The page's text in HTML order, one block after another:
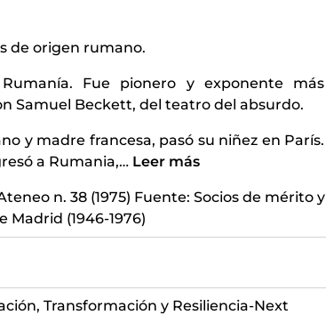
de origen rumano.
Fue pionero y exponente más
Samuel Beckett, del teatro del absurdo.
y madre francesa, pasó su niñez en París.
a Rumania,… Leer más
n. 38 (1975) Fuente: Socios de mérito y
Madrid (1946-1976)
Transformación y Resiliencia-Next